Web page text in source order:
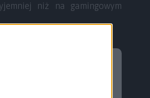
niż na gamingowym